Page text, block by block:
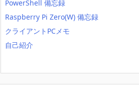
PowerShell 備忘録
Raspberry Pi Zero(W) 備忘録
クライアントPCメモ
自己紹介